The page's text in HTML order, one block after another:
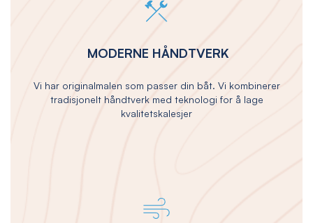
MODERNE HÅNDTVERK
Vi har originalmalen som passer din båt. Vi kombinerer
tradisjonelt håndtverk med teknologi for å lage
kvalitetskalesjer